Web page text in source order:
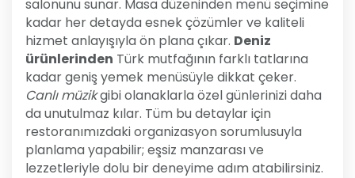
salonunu sunar. Masa düzeninden menü seçimine
kadar her detayda esnek çözümler ve kaliteli
hizmet anlayışıyla ön plana çıkar. Deniz
ürünlerinden Türk mutfağının farklı tatlarına
kadar geniş yemek menüsüyle dikkat çeker.
Canlı müzikgibi olanaklarla özel günlerinizi daha
da unutulmaz kılar. Tüm bu detaylar için
restoranımızdaki organizasyon sorumlusuyla
planlama yapabilir; eşsiz manzarası ve
lezzetleriyle dolu bir deneyime adım atabilirsiniz.